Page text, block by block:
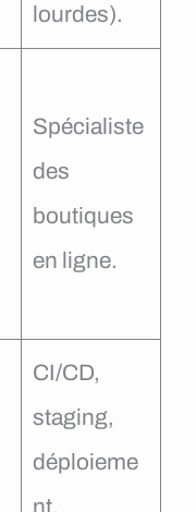
lourdes).
Spécialiste
des
boutiques
en ligne.
CI/CD,
staging,
déploieme
nt,